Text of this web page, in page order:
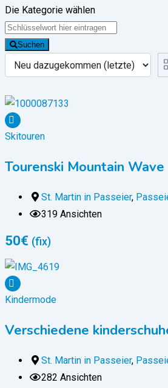
Die Kategorie wählen
Suchen
Skitouren
Tourenski Mountain Wave
St. Martin in Passeier,
319 Ansichten
50€ (fix)
Kindermode
Verschiedene
St. Martin in Passeier,
282 Ansichten